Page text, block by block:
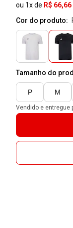
ou 1x de R$ 66,66
Cor do produto:
Tamanho do
P M
Vendido e entregue